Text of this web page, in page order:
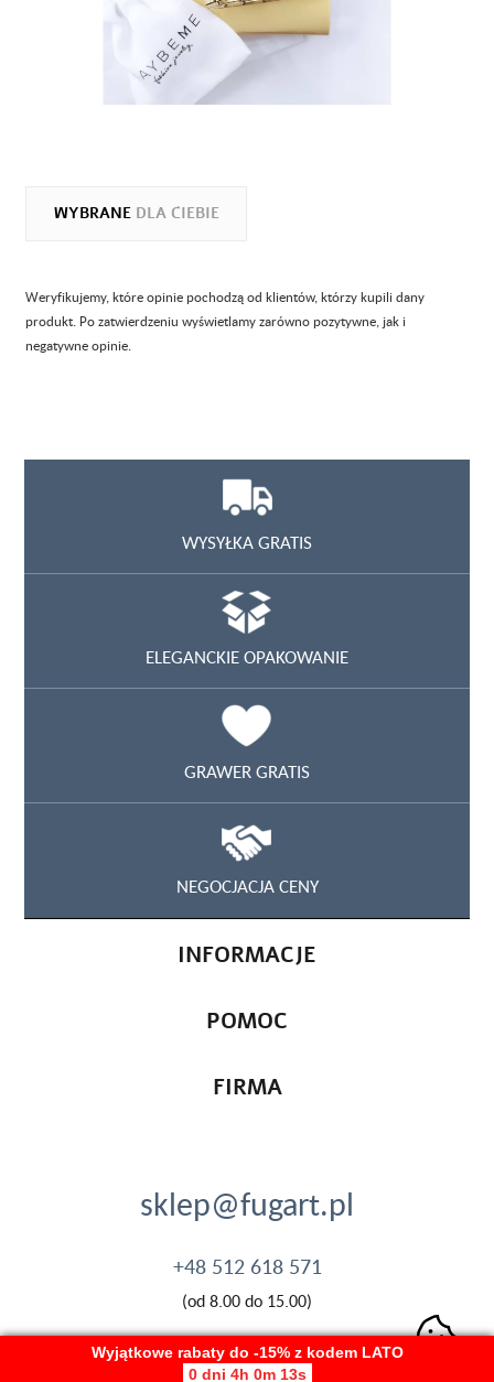
Wyjątkowe rabaty do -15% z kodem LATO
0 dni 4h 0m 13s
WYBRANEDLA CIEBIE
Weryfikujemy, które opinie pochodzą od klientów, którzy kupili dany
produkt. Po zatwierdzeniu wyświetlamy zarówno pozytywne, jak i
negatywne opinie.
WYSYŁKA GRATIS
ELEGANCKIE OPAKOWANIE
GRAWER GRATIS
NEGOCJACJA CENY
INFORMACJE
POMOC
FIRMA
sklep@fugart.pl
+48 512 618 571
(od 8.00 do 15.00)